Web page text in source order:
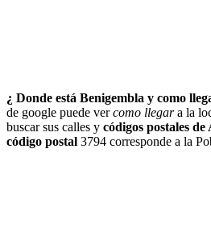
¿ Donde está Benigembla y como
de google puede vercomo llegara la
buscar sus calles y códigos postales
código postal 3794 corresponde a la